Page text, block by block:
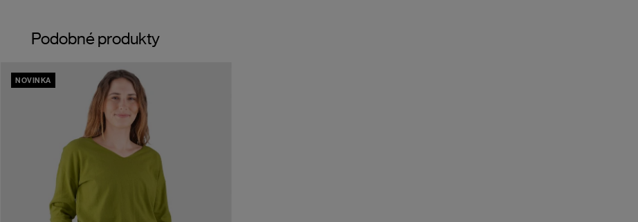
Podobné produkty
NOVINKA